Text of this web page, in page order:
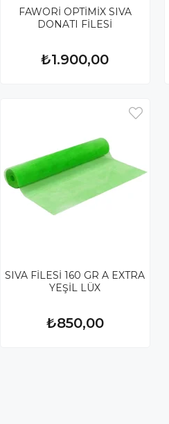
FAWORİ OPTİMİX SIVA
DONATI FİLESİ
₺1.900,00
SIVA FİLESİ 160 GR A EXTRA
YEŞİL LÜX
₺850,00